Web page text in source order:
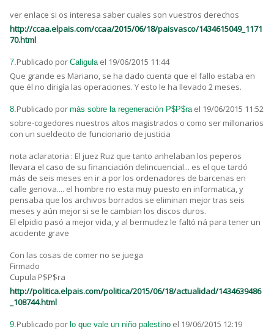
ver enlace si os interesa saber cuales son vuestros derechos
http://ccaa.elpais.com/ccaa/2015/06/18/paisvasco/1434615049_1171
70.html
7.Publicado por Caligula el 19/06/2015 11:44
Que grande es Mariano, se ha dado cuenta que el fallo estaba en
que él no dirigía las operaciones. Y esto le ha llevado 2 meses.
8.Publicado por más sobre la regeneración P$P$ra el 19/06/2015 11:52
sobre-cogedores nuestros altos magistrados o como ser millonarios
con un sueldecito de funcionario de justicia
nota aclaratoria : El juez Ruz que tanto anhelaban los peperos
llevara el caso de su financiación delincuencial... es el que tardó
más de seis meses en ir a por los ordenadores de barcenas en
calle genova.... el hombre no esta muy puesto en informatica, y
pensaba que los archivos borrados se eliminan mejor tras seis
meses y aún mejor si se le cambian los discos duros.
El elpidio pasó a mejor vida, y al bermudez le faltó ná para tener un
accidente grave
Con las cosas de comer no se juega
Firmado
Cupula P$P$ra
http://politica.elpais.com/politica/2015/06/18/actualidad/1434639486
_108744.html
9.Publicado por lo que vale un niño palestino el 19/06/2015 12:19